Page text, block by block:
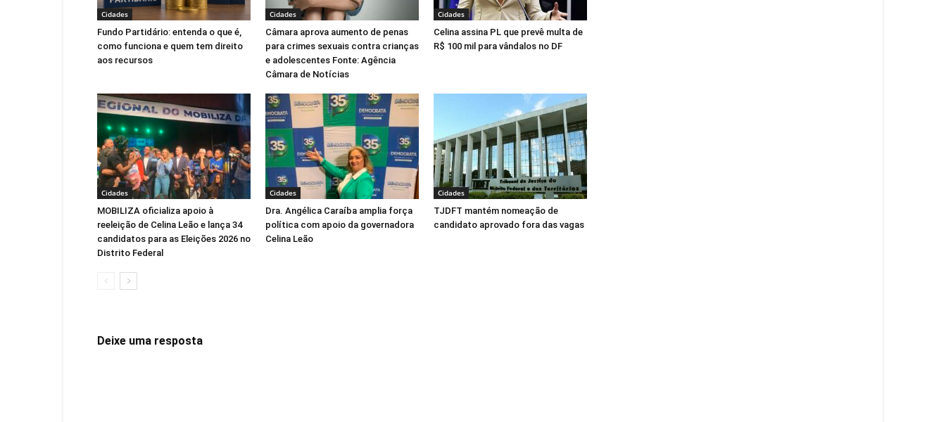
Cidades
Fundo Partidário: entenda o que é,
como funciona e quem tem direito
aos recursos
Cidades
Câmara aprova aumento de penas
para crimes sexuais contra crianças
e adolescentes Fonte: Agência
Câmara de Notícias
Cidades
Celina assina PL que prevê multa de
R$ 100 mil para vândalos no DF
Cidades
MOBILIZA oficializa apoio à
reeleição de Celina Leão e lança 34
candidatos para as Eleições 2026 no
Distrito Federal
Cidades
Dra. Angélica Caraíba amplia força
política com apoio da governadora
Celina Leão
Cidades
TJDFT mantém nomeação de
candidato aprovado fora das vagas
Deixe uma resposta